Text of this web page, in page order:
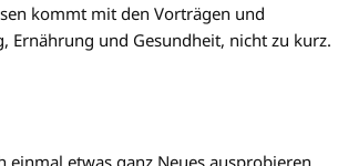
kommt mit den Vorträgen und
Ernährung und Gesundheit, nicht zu kurz.
einmal etwas ganz Neues ausprobieren